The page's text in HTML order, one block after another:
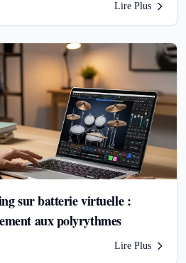
Lire Plus
sur batterie virtuelle :
aux polyrythmes
Lire Plus